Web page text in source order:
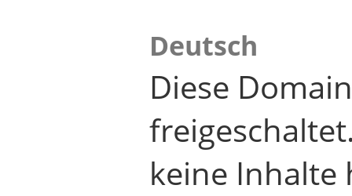
Deutsch
Diese
keine Inhalte